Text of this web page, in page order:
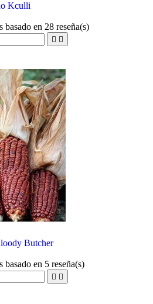
Kculli
basado en 28 reseña(s)
 
Butcher
basado en 5 reseña(s)
 